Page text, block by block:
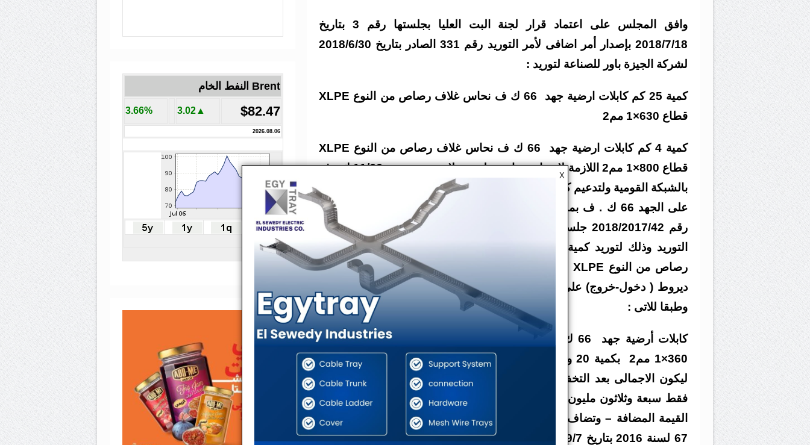
وافق المجلس على اعتماد قرار لجنة البت العليا بجلستها رقم 3 بتاريخ
2018/7/18 بإصدار أمر اضافى لأمر التوريد رقم 331 الصادر بتاريخ 2018/6/30
لشركة الجيزة باور للصناعة لتوريد :
كمية 25 كم كابلات ارضية جهد 66 ك ف نحاس غلاف رصاص من النوع XLPE
قطاع 630×1 مم2
كمية 4 كم كابلات ارضية جهد 66 ك ف نحاس غلاف رصاص من النوع XLPE
قطاع 800×1 مم2 اللازمة لازدواج ربط محطة محولات جهينة جهد 11/66 ك . ف
بالشبكة القومية ولتدعيم كابلات شرق الاقصر – جنوب الاقصر بالشبكة الكهربائية
على الجهد 66 ك . ف بمنطقة كهرباء مصر العليا من خلال المناقصة المحدودة
رقم 2018/2017/42 جلسة 2016/2/15 وبمدة توريد شهرين تبدأ من تاريخ أمر
التوريد وذلك لتوريد كمية 20 كم كابلات ارضية جهد 66 ك ف نحاس غلاف
رصاص من النوع XLPE قطاع 630×1 مم2 اللازمة لعملية فتح خط بنى رافع
وطبقا للاتى :
كابلات أرضية جهد 66 ك . ف نحاس غلاف رصاص من النوع XLPE قطاع
360×1 مم2 بكمية 20 وبسعر الوحدة بالجنيه 1851000 بإجمالى 37020000
ليكون الاجمالى بعد التخفيض غير شامل ضريبة القيمة المضافة 37020000 (
فقط سبعة وثلاثون مليون وعشرون الف جنيها مصريا لاغير ) غير شاملة ضريبة
القيمة المضافة – وتضاف ضريبة القيمة المضافة بالنسبة الواردة بالقانون رقم
67 لسنة 2016 بتاريخ 2016/9/7 ولائحته التنفيذية بنسبة 5 % طبقا لكتاب وزير
Brent النفط الخام
$82.47
▲3.02
3.66%
2026.08.06
X